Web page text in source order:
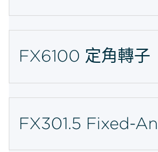
FX6100 定角轉子
FX301.5 Fixed-